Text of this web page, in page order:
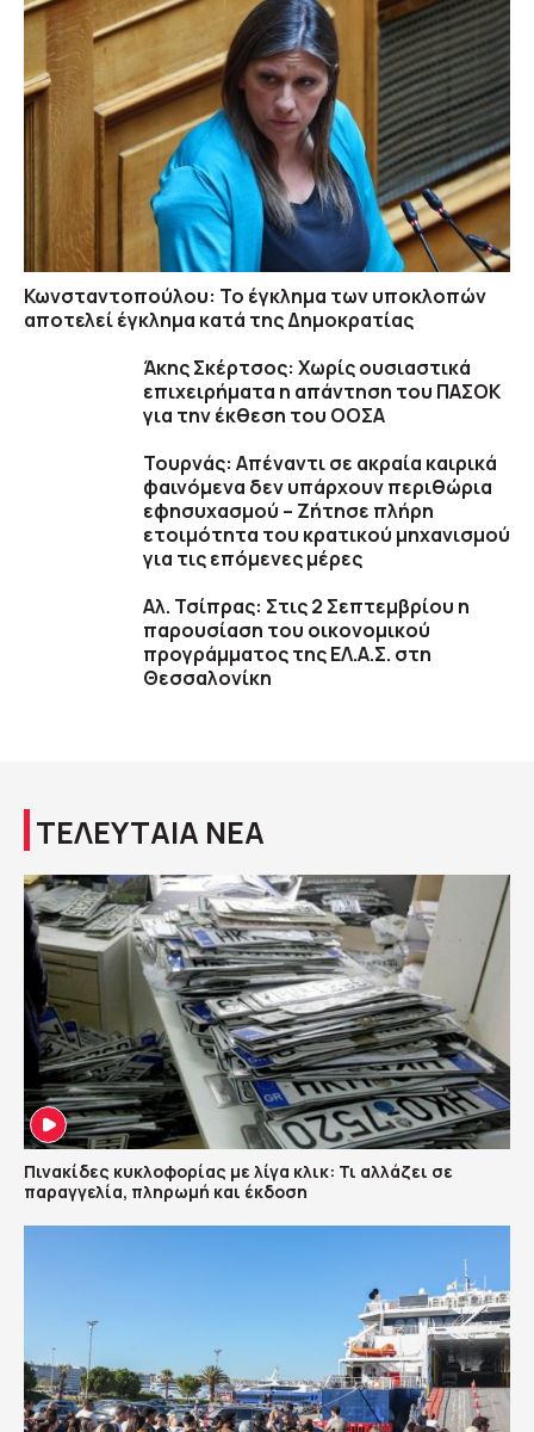
Κωνσταντοπούλου: Το έγκλημα των υποκλοπών
αποτελεί έγκλημα κατά της Δημοκρατίας
Άκης Σκέρτσος: Χωρίς ουσιαστικά
επιχειρήματα η απάντηση του ΠΑΣΟΚ
για την έκθεση του ΟΟΣΑ
Τουρνάς: Απέναντι σε ακραία καιρικά
φαινόμενα δεν υπάρχουν περιθώρια
εφησυχασμού – Ζήτησε πλήρη
ετοιμότητα του κρατικού μηχανισμού
για τις επόμενες μέρες
Αλ. Τσίπρας: Στις 2 Σεπτεμβρίου η
παρουσίαση του οικονομικού
προγράμματος της ΕΛ.Α.Σ. στη
Θεσσαλονίκη
ΤΕΛΕΥΤΑΙΑ ΝΕΑ
Πινακίδες κυκλοφορίας με λίγα κλικ: Τι αλλάζει σε
παραγγελία, πληρωμή και έκδοση